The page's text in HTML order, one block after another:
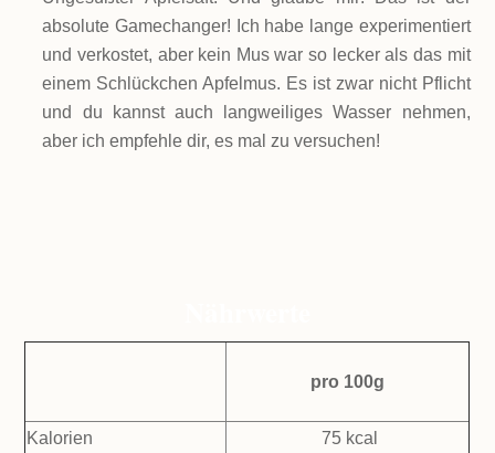
absolute Gamechanger! Ich habe lange experimentiert
und verkostet, aber kein Mus war so lecker als das mit
einem Schlückchen Apfelmus. Es ist zwar nicht Pflicht
und du kannst auch langweiliges Wasser nehmen,
aber ich empfehle dir, es mal zu versuchen!
pro 100g
Kalorien
75 kcal